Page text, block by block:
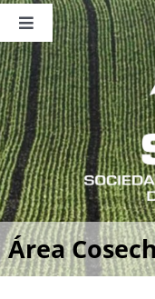
Saltar
contenido
Toggle
Navigation
Nosotros
Publicaciones
Sala de Prensa
Eventos
Área